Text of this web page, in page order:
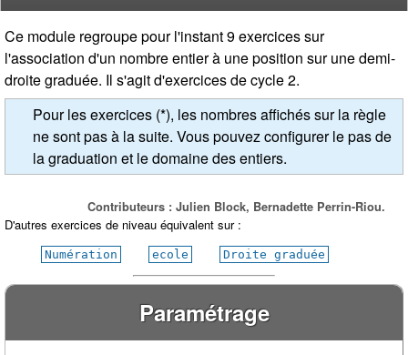
Ce module regroupe pour l'instant 9 exercices sur
l'association d'un nombre entier à une position sur une demi-
droite graduée. Il s'agit d'exercices de cycle 2.
Pour les exercices (*), les nombres affichés sur la règle
ne sont pas à la suite. Vous pouvez configurer le pas de
la graduation et le domaine des entiers.
Contributeurs : Julien Block, Bernadette Perrin-Riou.
D'autres exercices de niveau équivalent sur :
Numération ecole Droite graduée
Paramétrage